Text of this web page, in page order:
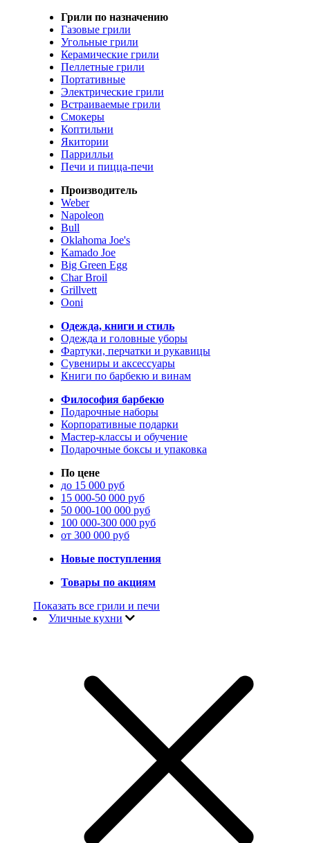
Грили по назначению
Газовые грили
Угольные грили
Керамические грили
Пеллетные грили
Портативные
Электрические грили
Встраиваемые грили
Смокеры
Коптильни
Якитории
Паррилльи
Печи и пицца-печи
Производитель
Weber
Napoleon
Bull
Oklahoma Joe's
Kamado Joe
Big Green Egg
Char Broil
Grillvett
Ooni
Одежда, книги и стиль
Одежда и головные уборы
Фартуки, перчатки и рукавицы
Сувениры и аксессуары
Книги по барбекю и винам
Философия барбекю
Подарочные наборы
Корпоративные подарки
Мастер-классы и обучение
Подарочные боксы и упаковка
По цене
до 15 000 руб
15 000-50 000 руб
50 000-100 000 руб
100 000-300 000 руб
от 300 000 руб
Новые поступления
Товары по акциям
Показать все грили и печи
Уличные кухни